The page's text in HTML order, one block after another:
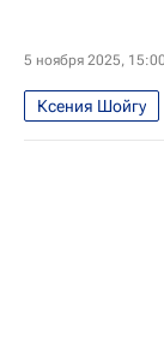
5 ноября 2025, 15:00
Ксения Шойгу
Тульская